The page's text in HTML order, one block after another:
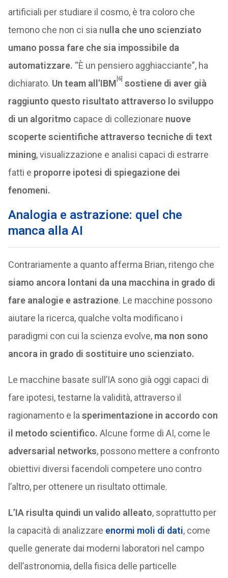
artificiali per studiare il cosmo, è tra coloro che
temono che non ci sia nulla che uno scienziato
umano possa fare che sia impossibile da
automatizzare. “È un pensiero agghiacciante”, ha
dichiarato. Un team all’IBM [6]
sostiene di aver già
raggiunto questo risultato attraverso lo sviluppo
di un algoritmo capace di collezionare nuove
scoperte scientifiche attraverso tecniche di text
mining, visualizzazione e analisi capaci di estrarre
fatti e proporre ipotesi di spiegazione dei
fenomeni.
Analogia e astrazione: quel che
manca alla AI
Contrariamente a quanto afferma Brian, ritengo che
siamo ancora lontani da una macchina in grado di
fare analogie e astrazione. Le macchine possono
aiutare la ricerca, qualche volta modificano i
paradigmi con cui la scienza evolve, ma non sono
ancora in grado di sostituire uno scienziato.
Le macchine basate sull’IA sono già oggi capaci di
fare ipotesi, testarne la validità, attraverso il
ragionamento e la sperimentazione in accordo con
il metodo scientifico. Alcune forme di AI, come le
adversarial networks, possono mettere a confronto
obiettivi diversi facendoli competere uno contro
l’altro, per ottenere un risultato ottimale.
L’IA risulta quindi un valido alleato, soprattutto per
la capacità di analizzare enormi moli di dati, come
quelle generate dai moderni laboratori nel campo
dell’astronomia, della fisica delle particelle